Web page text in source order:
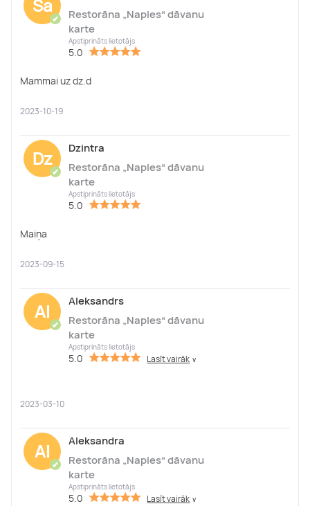
Sa
✔
Restorāna „Naples“ dāvanu
karte
Apstiprināts lietotājs
5.0
Mammai uz dz.d
2023-10-19
Dz
✔
Dzintra
Restorāna „Naples“ dāvanu
karte
Apstiprināts lietotājs
5.0
Maiņa
2023-09-15
Al
✔
Aleksandrs
Restorāna „Naples“ dāvanu
karte
Apstiprināts lietotājs
5.0 Lasīt vairāk ∨
2023-03-10
Al
✔
Aleksandra
Restorāna „Naples“ dāvanu
karte
Apstiprināts lietotājs
5.0 Lasīt vairāk ∨